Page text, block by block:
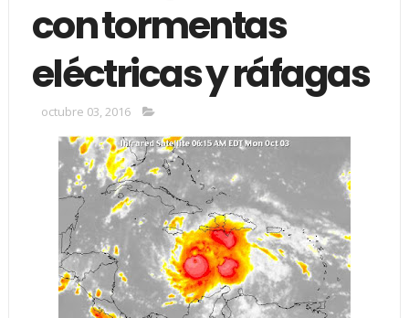
con tormentas
eléctricas y ráfagas
octubre 03, 2016